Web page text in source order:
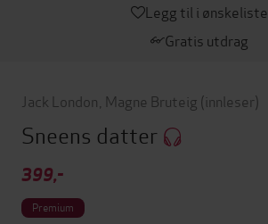
Legg til i ønskeliste
Gratis utdrag
Jack London Magne Bruteig (innleser)
Sneens datter
399,-
Premium